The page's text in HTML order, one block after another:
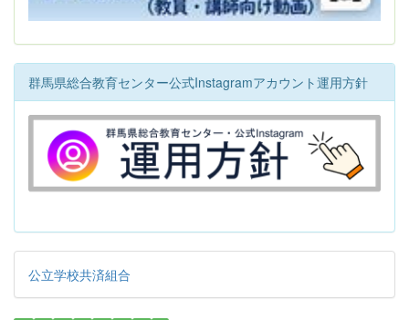
群馬県総合教育センター公式Instagramアカウント運用方針
公立学校共済組合